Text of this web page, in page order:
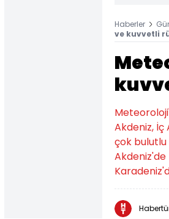
Haberler
ve kuvvetli
Akdeniz, İç
çok bulutlu